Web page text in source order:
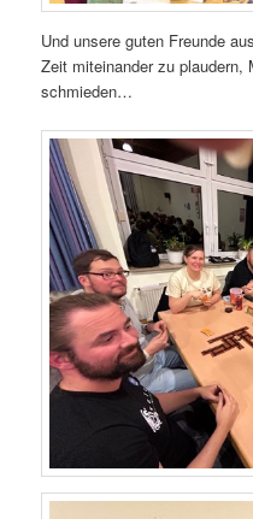
Und unsere guten Freunde
Zeit miteinander zu plaudern,
schmieden…